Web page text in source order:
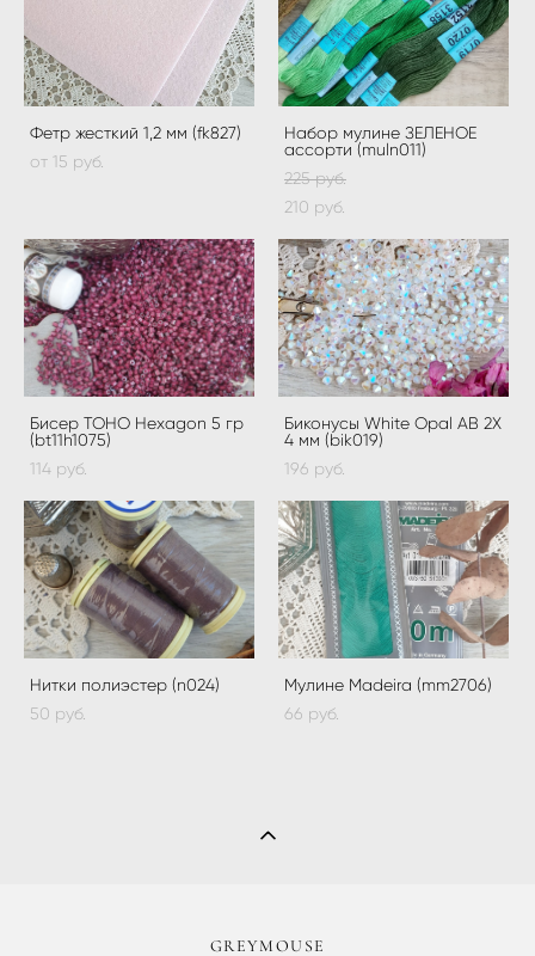
Фетр жесткий 1,2 мм (fk827)
от 15 pуб.
Набор мулине ЗЕЛЕНОЕ
ассорти (muln011)
225 pуб.
210 pуб.
Бисер TOHO Hexagon 5 гр
(bt11h1075)
114 pуб.
Биконусы White Opal АВ 2X
4 мм (bik019)
196 pуб.
Нитки полиэстер (n024)
50 pуб.
Мулине Madeira (mm2706)
66 pуб.
​GREYMOUSE